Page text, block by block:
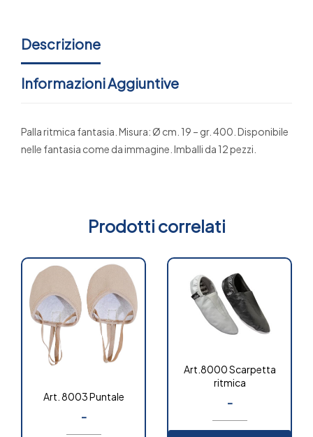
Descrizione
Informazioni Aggiuntive
Palla ritmica fantasia. Misura: Ø cm. 19 – gr. 400. Disponibile
nelle fantasia come da immagine. Imballi da 12 pezzi.
Prodotti correlati
Art. 8003 Puntale
-
Art.8000 Scarpetta
ritmica
-